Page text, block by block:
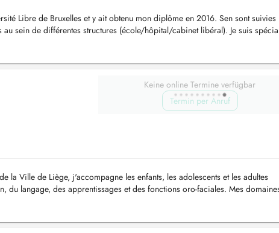
Libre de Bruxelles et y ait obtenu mon diplôme en 2016. Sen sont suivies
sein de différentes structures (école/hôpital/cabinet libéral). Je suis
Keine online Termine verfügbar
Termin per Anruf
la Ville de Liège, j'accompagne les enfants, les adolescents et les adultes
du langage, des apprentissages et des fonctions oro-faciales. Mes
: r...